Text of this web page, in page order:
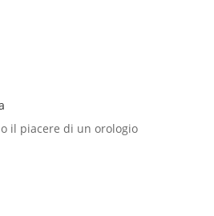
il piacere di un orologio